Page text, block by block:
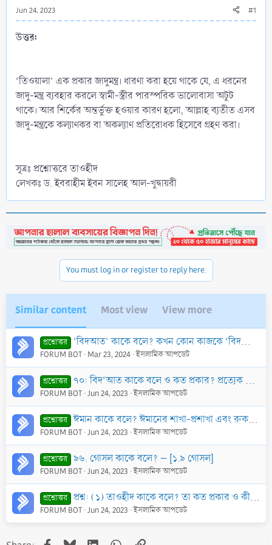
Jun 24, 2023 #1
উত্তর:
‘তিওয়ালা’ এক প্রকার জাদুমন্ত্র। ধারণা করা হয়ে থাকে যে, এ ধরনের
জাদু-মন্ত্র ব্যবহার করলে স্বামী-স্ত্রীর পারস্পরিক ভালোবাসা অটুট
থাকে। আর শির্কের অন্তর্ভুক্ত হওয়ার কারণ হলো, আল্লাহ ব্যতীত এসব
জাদু-মন্ত্রকে কল্যাণকর বা অকল্যাণ প্রতিরোধক হিসেবে গ্রহণ করা।
সূত্রঃ প্রশ্নোত্তরে তাওহীদ
লেখকঃ ড. ইবরাহীম ইবন সালেহ আল-খুদ্বায়রী
You must log in or register to reply here.
Similar content Most view View more
প্রশ্নোত্তর ‘বিদআত’ কাকে বলে? কখন কোন কাজকে ‘বিদআত’ বলে আখ্যায়ন করা হবে?
FORUM BOT Mar 23, 2024 ইসলামিক আপডেট
প্রশ্নোত্তর ৭০: বিদ‘আত কাকে বলে ও কত প্রকার? প্রত্যেক প্রকারের হুকুম কি? ইসলামে ‘উত্তম বিদ‘আত’ বলে কিছু আছে কি?
FORUM BOT Jun 24, 2023 ইসলামিক আপডেট
প্রশ্নোত্তর ঈমান কাকে বলে? ঈমানের শাখা-প্রশাখা এবং রুকন কয়টি ও কী কী?
FORUM BOT Jun 24, 2023 ইসলামিক আপডেট
প্রশ্নোত্তর ৯৬. গোসল কাকে বলে? – [১.৯ গোসল]
FORUM BOT Jun 24, 2023 ইসলামিক আপডেট
প্রশ্নোত্তর প্রশ্ন: (১) তাওহীদ কাকে বলে? তা কত প্রকার ও কী কী?
FORUM BOT Jun 24, 2023 ইসলামিক আপডেট